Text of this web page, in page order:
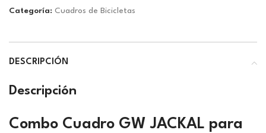
Categoría: Cuadros de Bicicletas
DESCRIPCIÓN
Descripción
Combo Cuadro GW JACKAL para